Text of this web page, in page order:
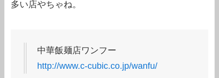
多い店やちゃね。
中華飯麺店ワンフー
http://www.c-cubic.co.jp/wanfu/